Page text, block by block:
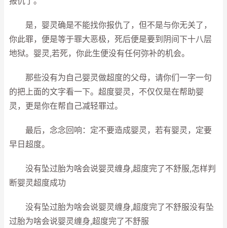
是，婴灵确是不能找你报仇了，但不是与你无关了，
你此罪，便是等于罪大恶极，死后便是要到阴间下十八层
地狱。婴灵,若死，你此生便没有任何弥补的机会。
那些没有为自己婴灵做超度的父母，请你们一字一句
的把上面的文字看一下。超度婴灵，不仅仅是在帮助婴
灵，更是你在帮自己减轻罪过。
最后，念念回响：定不要造成婴灵，若有婴灵，定要
早日超度。
没有坠过胎为啥会说婴灵缠身,超度完了不舒服,怎样判
断婴灵超度成功
没有坠过胎为啥会说婴灵缠身,超度完了不舒服没有坠
过胎为啥会说婴灵缠身,超度完了不舒服